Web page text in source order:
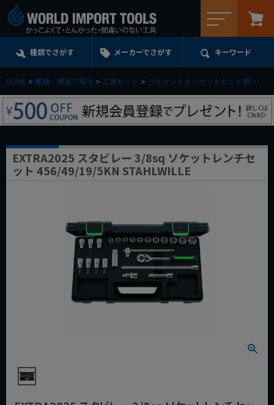
種類でさがす メーカーでさがす キーワード
HOME 種類・用途で探す 工具セット ラチェット＆ソケットセット類
EXTRA2025 スタビレー 3/8sq ソケットレンチセ
ット 456/49/19/5KN STAHLWILLE